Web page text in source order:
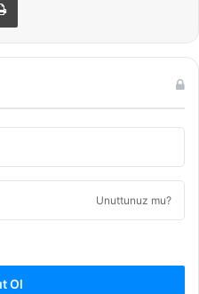
Unuttunuz mu?
Ol